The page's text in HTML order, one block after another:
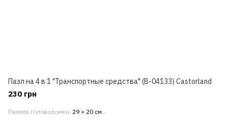
Пазл на 4 в 1 "Транспортные средства" (В-04133) Castorland
230 грн
Размер головоломки 29 × 20 см.